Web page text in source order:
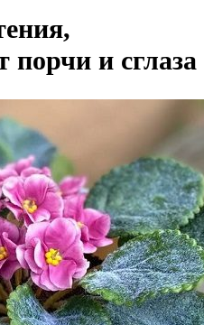
и сглаза